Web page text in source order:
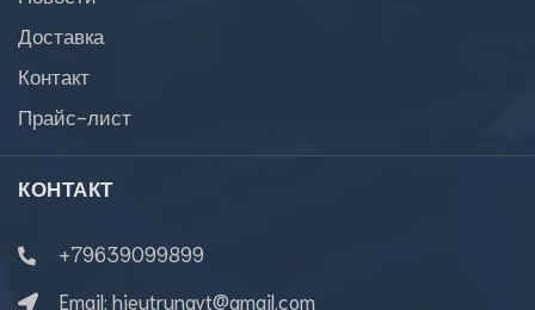
Доставка
Контакт
Прайс-лист
КОНТАКТ
+79639099899
Email: hieutrungvt@gmail.com